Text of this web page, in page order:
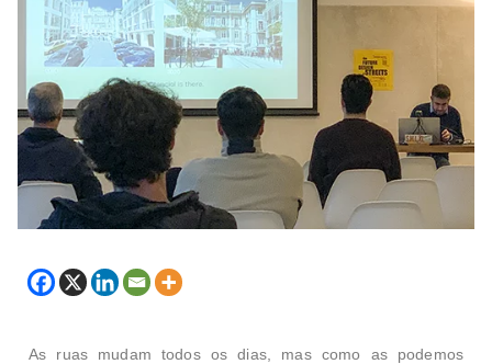
As ruas mudam todos os dias, mas como as podemos